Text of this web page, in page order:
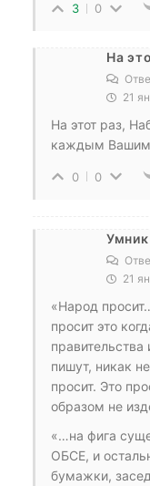
3 0
На
21
На этот раз,
каждым Вашим
0 0
Умник
21
«Народ
просит это
правительства
пишут, никак
просит. Это
образом не
«…на фига
ОБСЕ, и
бумажки,